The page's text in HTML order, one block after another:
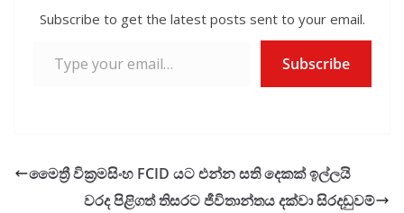
Subscribe to get the latest posts sent to your email.
Subscribe
මෛත්‍රී වික්‍රමසිංහ FCID යට එන්න සති දෙකක් ඉල්ලයි
වරද පිළිගත් තිසරට ජීවිතාන්තය දක්වා සිරදඩුවම්